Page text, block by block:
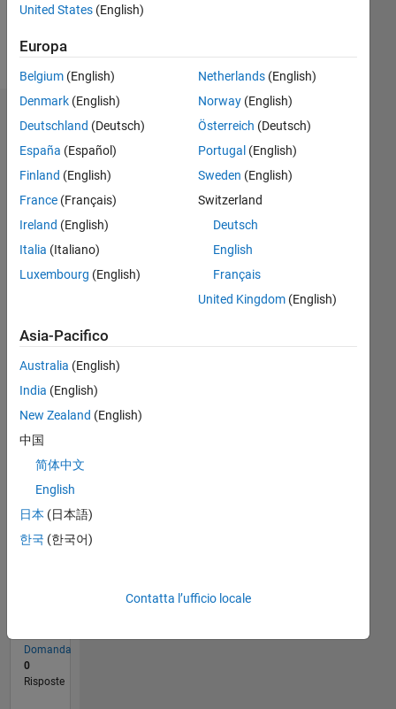
Follow
Dashboard
Statistica
M…
0
2
CRONOLOGIA
RANK
of
302.034
Domanda
0
Risposte
United States (English)
Europa
Belgium (English)
Denmark (English)
Deutschland (Deutsch)
España (Español)
Finland (English)
France (Français)
Ireland (English)
Italia (Italiano)
Luxembourg (English)
Netherlands(English)
Norway(English)
Österreich (Deutsch)
Portugal (English)
Sweden (English)
Switzerland
Deutsch
English
Français
United Kingdom(English)
Asia-Pacifico
Australia (English)
India (English)
New Zealand (English)
中国
简体中文
English
日本 (日本語)
한국 (한국어)
Contatta l’ufficio locale